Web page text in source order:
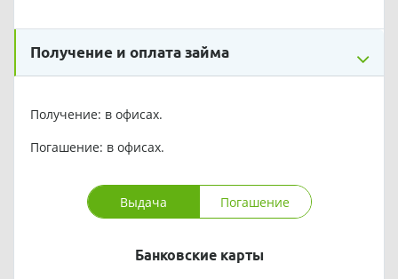
Получение и оплата займа
Получение: в офисах.
Погашение: в офисах.
Выдача Погашение
Банковские карты